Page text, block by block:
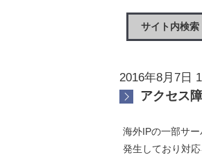
サイト内検索
2016年8月7日
アクセス
海外IPの一部サ
発生しており対応